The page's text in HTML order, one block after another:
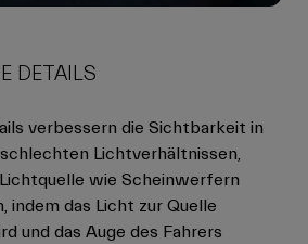
DETAILS
verbessern die Sichtbarkeit in
Lichtverhältnissen,
wie Scheinwerfern
indem das Licht zur Quelle
und das Auge des Fahrers